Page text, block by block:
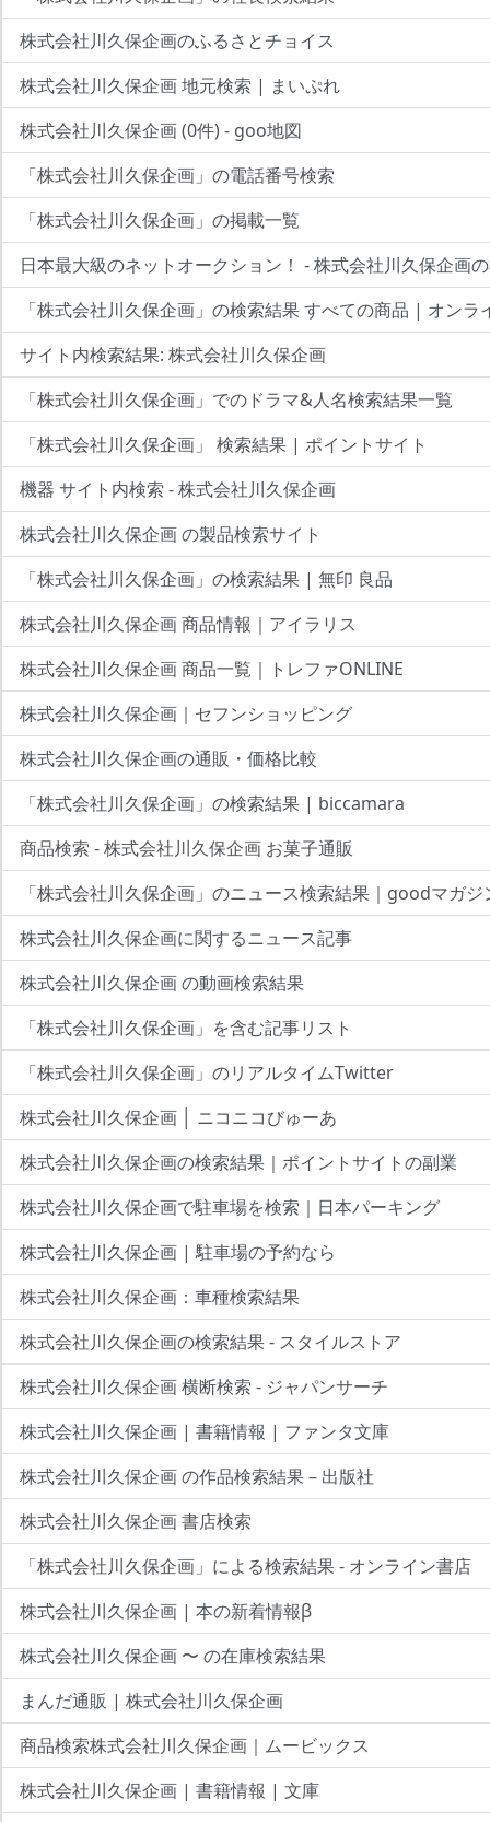
株式会社川久保企画のふるさとチョイス
株式会社川久保企画 地元検索 | まいぷれ
株式会社川久保企画 (0件) - goo地図
「株式会社川久保企画」の電話番号検索
「株式会社川久保企画」の掲載一覧
日本最大級のネットオークション！ - 株式会社川久保企画
「株式会社川久保企画」の検索結果 すべての商品 | オンラ
サイト内検索結果: 株式会社川久保企画
「株式会社川久保企画」でのドラマ&人名検索結果一覧
「株式会社川久保企画」 検索結果 | ポイントサイト
機器 サイト内検索 - 株式会社川久保企画
株式会社川久保企画 の製品検索サイト
「株式会社川久保企画」の検索結果 | 無印 良品
株式会社川久保企画 商品情報｜アイラリス
株式会社川久保企画 商品一覧｜トレファONLINE
株式会社川久保企画｜セフンショッピング
株式会社川久保企画の通販・価格比較
「株式会社川久保企画」の検索結果 | biccamara
商品検索 - 株式会社川久保企画 お菓子通販
「株式会社川久保企画」のニュース検索結果｜goodマガジ
株式会社川久保企画に関するニュース記事
株式会社川久保企画 の動画検索結果
「株式会社川久保企画」を含む記事リスト
「株式会社川久保企画」のリアルタイムTwitter
株式会社川久保企画 │ ニコニコびゅーあ
株式会社川久保企画の検索結果｜ポイントサイトの副業
株式会社川久保企画で駐車場を検索｜日本パーキング
株式会社川久保企画 | 駐車場の予約なら
株式会社川久保企画：車種検索結果
株式会社川久保企画の検索結果 - スタイルストア
株式会社川久保企画 横断検索 - ジャパンサーチ
株式会社川久保企画 | 書籍情報 | ファンタ文庫
株式会社川久保企画 の作品検索結果 – 出版社
株式会社川久保企画 書店検索
「株式会社川久保企画」による検索結果 - オンライン書店
株式会社川久保企画 | 本の新着情報β
株式会社川久保企画 〜 の在庫検索結果
まんだ通販 | 株式会社川久保企画
商品検索株式会社川久保企画｜ムービックス
株式会社川久保企画 | 書籍情報 | 文庫